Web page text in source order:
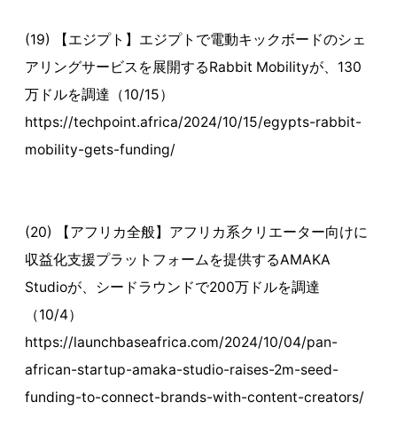
(19) 【エジプト】エジプトで電動キックボードのシェ
アリングサービスを展開するRabbit Mobilityが、130
万ドルを調達（10/15）
https://techpoint.africa/2024/10/15/egypts-rabbit-
mobility-gets-funding/
(20) 【アフリカ全般】アフリカ系クリエーター向けに
収益化支援プラットフォームを提供するAMAKA
Studioが、シードラウンドで200万ドルを調達
（10/4）
https://launchbaseafrica.com/2024/10/04/pan-
african-startup-amaka-studio-raises-2m-seed-
funding-to-connect-brands-with-content-creators/